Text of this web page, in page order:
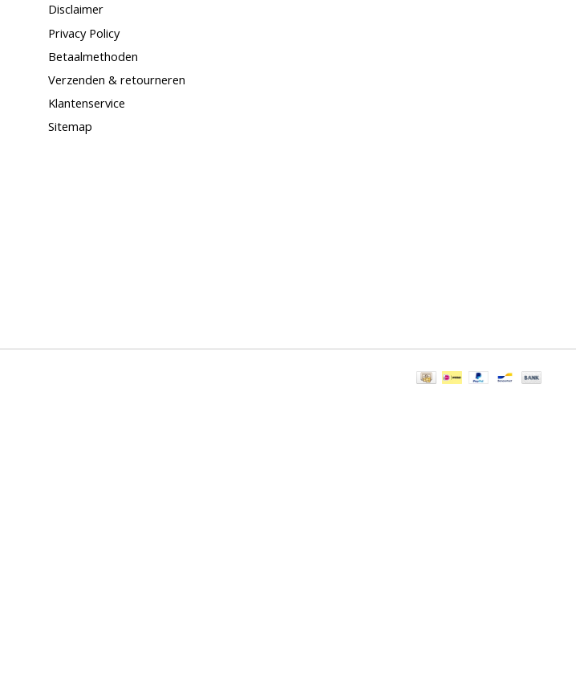
Disclaimer
Privacy Policy
Betaalmethoden
Verzenden & retourneren
Klantenservice
Sitemap